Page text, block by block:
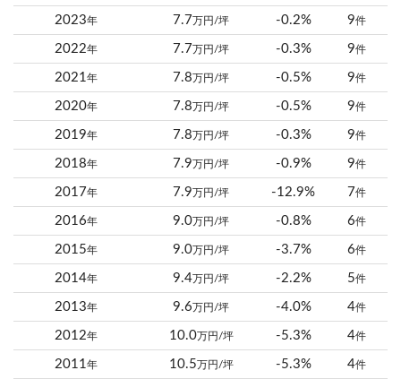
2023年 7.7 万円/坪 -0.2% 9件
2022年 7.7 万円/坪 -0.3% 9件
2021年 7.8 万円/坪 -0.5% 9件
2020年 7.8 万円/坪 -0.5% 9件
2019年 7.8 万円/坪 -0.3% 9件
2018年 7.9 万円/坪 -0.9% 9件
2017年 7.9 万円/坪 -12.9% 7件
2016年 9.0 万円/坪 -0.8% 6件
2015年 9.0 万円/坪 -3.7% 6件
2014年 9.4 万円/坪 -2.2% 5件
2013年 9.6 万円/坪 -4.0% 4件
2012年 10.0万円/坪 -5.3% 4件
2011年 10.5 万円/坪 -5.3% 4件